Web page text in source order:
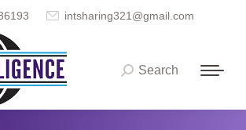
intsharing321@gmail.com
Search:
Search